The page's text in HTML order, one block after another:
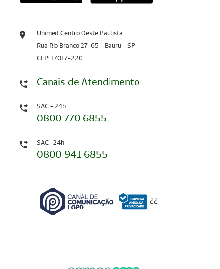
Unimed Centro Oeste Paulista
Rua Rio Branco 27-65 - Bauru - SP
CEP: 17017-220
Canais de Atendimento
SAC - 24h
0800 770 6855
SAC- 24h
0800 941 6855
¿¿